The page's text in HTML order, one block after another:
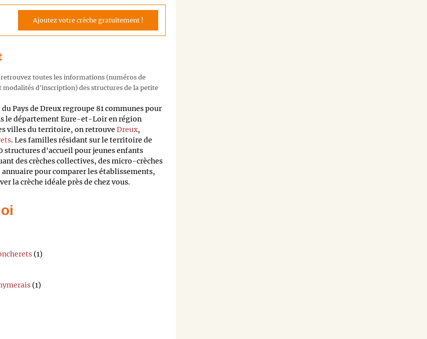
Ajoutez votre crèche gratuitement !
toutes les informations (numéros de
modalités d'inscription) des structures de la petite
Pays de Dreux regroupe 81 communes pour
le département Eure-et-Loir en région
villes du territoire, on retrouve Dreux,
. Les familles résidant sur le territoire de
structures d'accueil pour jeunes enfants
des crèches collectives, des micro-crèches
pour comparer les établissements,
la crèche idéale près de chez vous.
(1)
(1)